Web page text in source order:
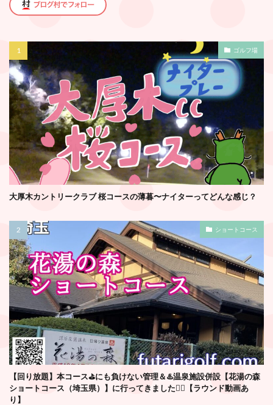
ゴルフ場
大厚木カントリークラブ 桜コースの薄暮〜ナイターってどんな感じ？
ショートコース
【回り放題】本コース⛳️にも負けない管理＆♨️温泉施設併設【花湯の森
ショートコース（埼玉県）】に行ってきました🏌️‍♂️【ラウンド動画あ
り】